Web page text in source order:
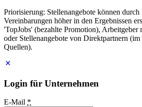
Priorisierung: Stellenangebote können
Vereinbarungen höher in den Ergebnissen
'TopJobs' (bezahlte Promotion), Arbeitgeber
oder Stellenangebote von Direktpartnern (im
Quellen).
Login für Unternehmen
E-Mail *